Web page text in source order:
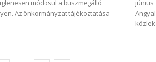
módosul a buszmegálló
Az önkormányzat tájékoztatása
június